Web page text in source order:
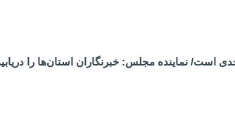
است/ نماینده مجلس: خبرنگاران استان‌ها را